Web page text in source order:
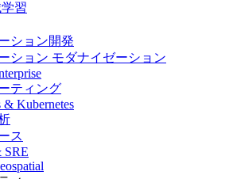
習
ション開発
ション モダナイゼーション
ティング
& Kubernetes
ス
SRE